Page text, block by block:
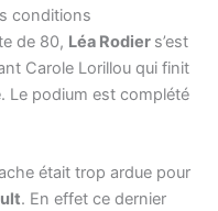
conditions
de 80, Léa Rodier s’est
Carole Lorillou qui finit
Le podium est complété
était trop ardue pour
. En effet ce dernier